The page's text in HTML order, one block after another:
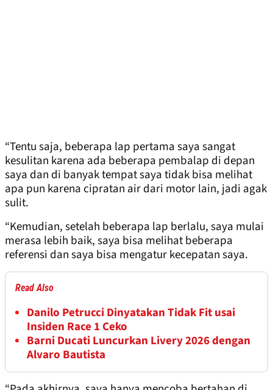
“Tentu saja, beberapa lap pertama saya sangat
kesulitan karena ada beberapa pembalap di depan
saya dan di banyak tempat saya tidak bisa melihat
apa pun karena cipratan air dari motor lain, jadi agak
sulit.
“Kemudian, setelah beberapa lap berlalu, saya mulai
merasa lebih baik, saya bisa melihat beberapa
referensi dan saya bisa mengatur kecepatan saya.
Read Also
Danilo Petrucci Dinyatakan Tidak Fit usai
Insiden Race 1 Ceko
Barni Ducati Luncurkan Livery 2026 dengan
Alvaro Bautista